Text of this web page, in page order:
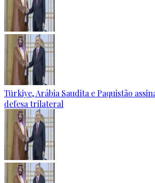
Türkiye, Arábia Saudita e Paquistão
defesa trilateral